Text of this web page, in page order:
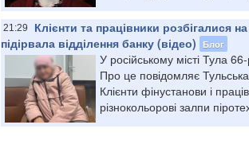
21:29
Клієнти та працівники розбігалися
підірвала відділення банку (відео)
Блог
У російському місті Тула
Про це повідомляє
Клієнти фінустанови і
різнокольорові залпи